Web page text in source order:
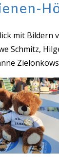
mit Bildern
Schmitz,